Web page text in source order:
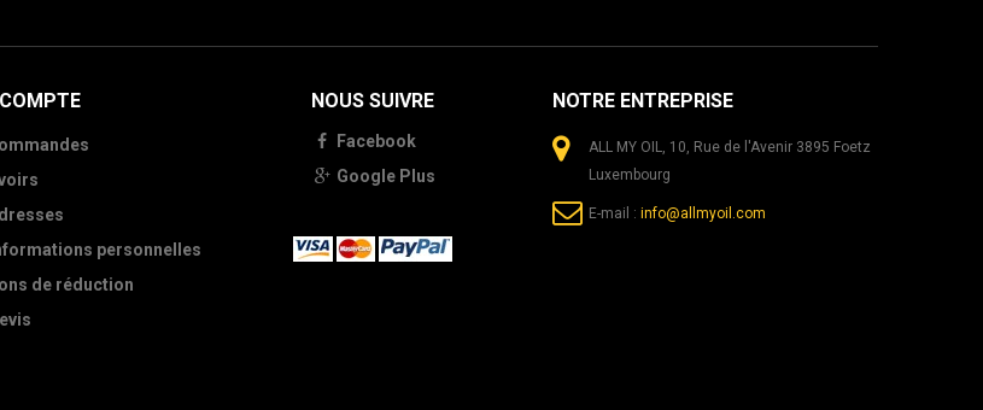
personnelles
de réduction
NOUS SUIVRE
Facebook
Google Plus
NOTRE ENTREPRISE
ALL MY OIL, 10, Rue de l'Avenir 3895 Foetz
Luxembourg
E-mail : info@allmyoil.com